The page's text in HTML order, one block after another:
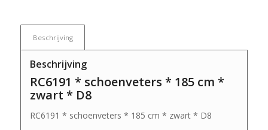
Beschrijving
Beschrijving
RC6191 * schoenveters * 185 cm *
zwart * D8
RC6191 * schoenveters * 185 cm * zwart * D8